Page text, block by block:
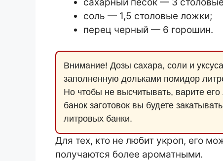
соль — 1,5 столовые ложки;
перец черный — 6 горошин.
Внимание! Дозы сахара, соли и
заполненную дольками помидор
Но чтобы не высчитывать, варите
банок заготовок вы будете
литровых банки.
Для тех, кто не любит укроп, его
получаются более ароматными.